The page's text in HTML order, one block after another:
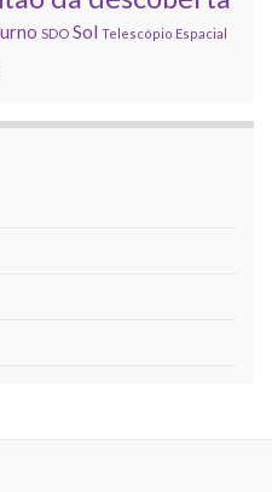
SDO Sol Telescópio Espacial